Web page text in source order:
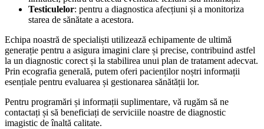
Testiculelor: pentru a diagnostica afecțiuni și a monitoriza
starea de sănătate a acestora.
Echipa noastră de specialiști utilizează echipamente de ultimă
generație pentru a asigura imagini clare și precise, contribuind astfel
la un diagnostic corect și la stabilirea unui plan de tratament adecvat.
Prin ecografia generală, putem oferi pacienților noștri informații
esențiale pentru evaluarea și gestionarea sănătății lor.
Pentru programări și informații suplimentare, vă rugăm să ne
contactați și să beneficiați de serviciile noastre de diagnostic
imagistic de înaltă calitate.